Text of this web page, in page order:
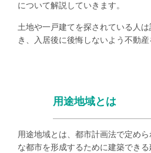
について解説していきます。
土地や一戸建てを探されている人
き、入居後に後悔しないよう不動産
用途地域とは
用途地域とは、都市計画法で定め
な都市を形成するために建築でき